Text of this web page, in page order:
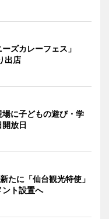
ーズカレーフェス」
出店
に子どもの遊び・学
放日
たに「仙台観光特使」
ト設置へ